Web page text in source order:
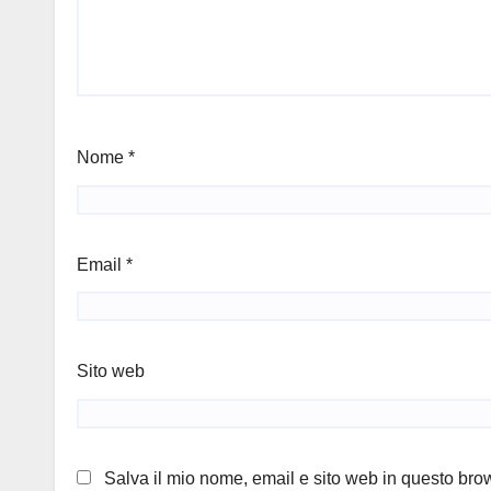
Nome *
Email *
Sito web
Salva il mio nome, email e sito web in questo